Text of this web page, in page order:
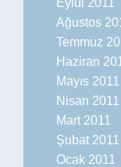
Ağustos
Temmuz
Haziran
Mayıs 2011
Nisan 2011
Mart 2011
Şubat 2011
Ocak 2011